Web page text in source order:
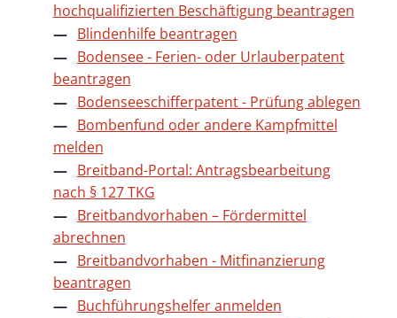
hochqualifizierten Beschäftigung beantragen
Blindenhilfe beantragen
Bodensee - Ferien- oder Urlauberpatent
beantragen
Bodenseeschifferpatent - Prüfung ablegen
Bombenfund oder andere Kampfmittel
melden
Breitband-Portal: Antragsbearbeitung
nach § 127 TKG
Breitbandvorhaben – Fördermittel
abrechnen
Breitbandvorhaben - Mitfinanzierung
beantragen
Buchführungshelfer anmelden